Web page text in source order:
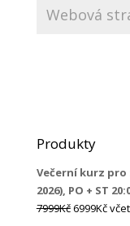
Produkty
Večerní kurz pro
2026), PO + ST
7999KčPůvodní
6999Kč